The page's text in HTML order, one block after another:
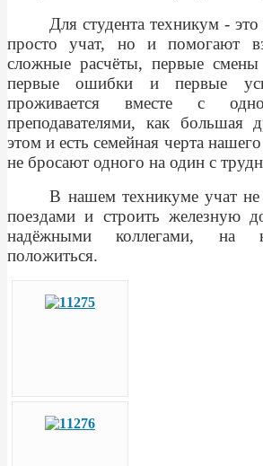
Для студента техникум -
просто учат, но и помогают
сложные расчёты, первые смены
первые ошибки и первые
проживается вместе с
преподавателями, как большая
этом и есть семейная черта
не бросают одного на один с
В нашем техникуме учат не
поездами и строить железную
надёжными коллегами, на
положиться.